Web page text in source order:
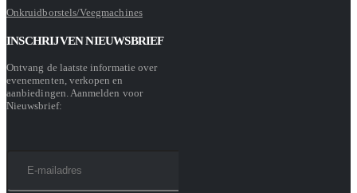
Onkruidborstels/Veegmachines
INSCHRIJVEN NIEUWSBRIEF
Ontvang de laatste informatie over
evenementen, verkopen en
aanbiedingen. Aanmelden voor
Nieuwsbrief: